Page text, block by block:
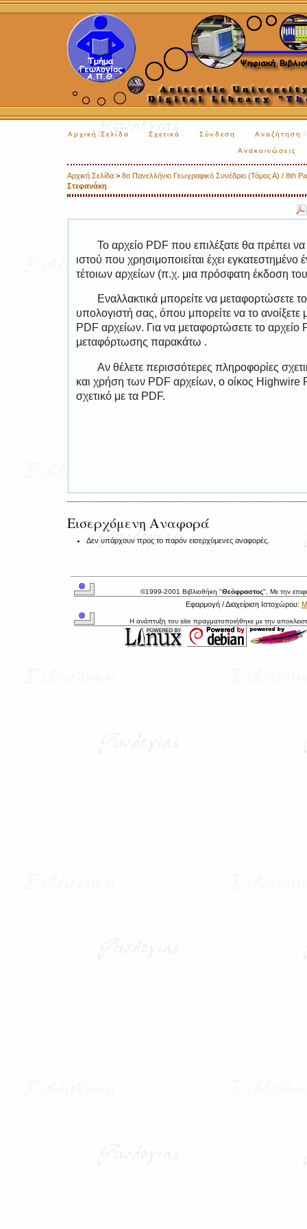
Αρχική Σελίδα Σχετικά Σύνδεση Αναζήτηση
Ανακοινώσεις
Αρχική Σελίδα > 8ο Πανελλήνιο Γεωγραφικό Συνέδριο (Τόμος Α) / 8th
Στεφανάκη
Το αρχείο PDF που επιλέξατε θα πρέπει
ιστού που χρησιμοποιείται έχει
τέτοιων αρχείων (π.χ. μια πρόσφατη έκδοση
Εναλλακτικά μπορείτε να μεταφορτώσετε
υπολογιστή σας, όπου μπορείτε να το
PDF αρχείων. Για να μεταφορτώσετε το
μεταφόρτωσης παρακάτω .
Αν θέλετε περισσότερες πληροφορίες
και χρήση των PDF αρχείων, ο οίκος Highwire
σχετικό με τα PDF.
Εισερχόμενη Αναφορά
Δεν υπάρχουν προς το παρόν εισερχόμενες αναφορές.
©1999-2001 Βιβλιοθήκη "Θεόφραστος", Με την
Εφαρμογή / Διαχείριση Ιστοχώρου:
Η ανάπτυξη του site πραγματοποιήθηκε με την